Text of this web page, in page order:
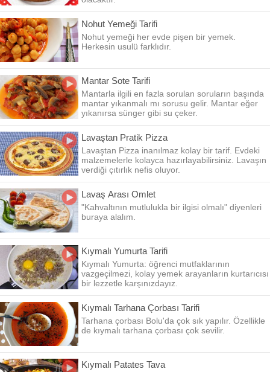
Nohut Yemeği Tarifi
Nohut yemeği her evde pişen bir yemek.
Herkesin usulü farklıdır.
Mantar Sote Tarifi
Mantarla ilgili en fazla sorulan soruların başında
mantar yıkanmalı mı sorusu gelir. Mantar eğer
yıkanırsa sünger gibi su çeker.
Lavaştan Pratik Pizza
Lavaştan Pizza inanılmaz kolay bir tarif. Evdeki
malzemelerle kolayca hazırlayabilirsiniz. Lavaşın
verdiği çıtırlık nefis oluyor.
Lavaş Arası Omlet
"Kahvaltının mutlulukla bir ilgisi olmalı" diyenleri
buraya alalım.
Kıymalı Yumurta Tarifi
Kıymalı Yumurta: öğrenci mutfaklarının
vazgeçilmezi, kolay yemek arayanların kurtarıcısı
bir lezzetle karşınızdayız.
Kıymalı Tarhana Çorbası Tarifi
Tarhana çorbası Bolu'da çok sık yapılır. Özellikle
de kıymalı tarhana çorbası çok sevilir.
Kıymalı Patates Tava